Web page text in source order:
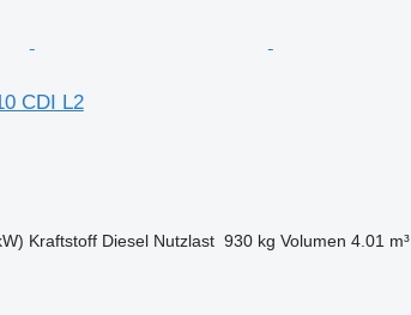
CDI L2
Kraftstoff Diesel Nutzlast 930 kg Volumen 4.01 m³